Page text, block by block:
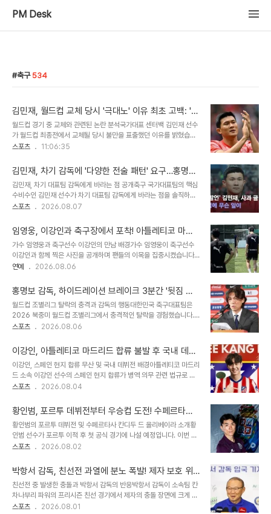
PM Desk
축구 534
김민재, 월드컵 교체 당시 '극대노' 이유 최초 고백: '안
풀리는 부분 있었다'
월드컵 경기 중 교체와 관련된 논란 분석국가대표 센터백 김민재 선수
가 월드컵 최종전에서 교체될 당시 불만을 표출했던 이유를 밝혔습니
다. 당시 김민재 선수는 경기 흐름이 좋지 않다고 판단하여 교체가 필
을 인정했습니다. 김민재 선수의 당시 상황 및 해명김민재 선수는 경기
후 인터뷰에서 종아리 부상이 있었음을 언급하며 교체의 배경을 설명
했습니다. 하지만 경기 중 풀리지 않는 부분에 대한 답답함이 표출된
것이라고 해명했습니다. 코칭스태프와의 소통 문제에 대한 지적도 있
었습니다. 김민재 선수의 향후 월드컵 출전 의지 및 세대교체 언급김민
4년 뒤 월드컵 출전 의지를 밝히면..
스포츠 11:06:35
김민재, 차기 감독에 '다양한 전술 패턴' 요구…홍명보
체제 비판 시사
김민재, 차기 대표팀 감독에게 바라는 점 공개축구 국가대표팀의 핵심
수비수인 김민재 선수가 차기 대표팀 감독에게 바라는 점을 솔직하게
밝혔습니다. 김민재 선수는 본인이 추구하는 축구 철학과 명확한 전술,
는 과거 홍명보 감독 체제에서 지적되었던 전술적 단조로움과 플랜 B
부재에 대한 아쉬움을 에둘러 표현한 것으로 해석됩니다. 과거 전술적
한계와 선수단의 요구사항김민재 선수는 과거 경기에서 뜻대로 풀리
지 않았을 때 벤치에 직접 전술적, 인적 변화를 요구했음을 시사했습니
다. 이는 선수단이 감독의 전술적 유연성과 즉각적인 대응 능력을 기대
운영되어야 하며, 어린 선수들의 성..
스포츠 2026.08.07
임영웅, 이강인과 축구장에서 포착! 아틀레티코 마드
리드 응원하며 특별한 만남
가수 임영웅과 축구선수 이강인의 만남 배경가수 임영웅이 축구선수
이강인과 함께 찍은 사진을 공개하며 팬들의 이목을 집중시켰습니다.
사진 속에는 임영웅이 이강인을 비롯한 아틀레티코 마드리드 선수들
우파 아틀레티'는 아틀레티코 마드리드의 대표적인 응원 구호로 알려
져 있습니다. 이강인의 아틀레티코 마드리드 이적 및 한국 방문이강인
선수는 최근 파리 생제르맹을 떠나 아틀레티코 마드리드로 이적했으
며, 계약 기간은 2031년까지입니다. 아틀레티코 마드리드는 2026
쿠팡플레이 시리즈 참가를 위해 한국을 방문했으며, 이강인 선수 역시
일 맨체스터 시티와 경기를 치를 예정입니다. ..
연예 2026.08.06
홍명보 감독, 하이드레이션 브레이크 3분간 '뒷짐 논
란'...팬들 '자원봉사자' 비판 쇄도
월드컵 조별리그 탈락의 충격과 감독의 행동대한민국 축구대표팀은
2026 북중미 월드컵 조별리그에서 충격적인 탈락을 경험했습니다.
특히 최약체로 꼽히던 남아공전 졸전은 팬들에게 큰 실망감을 안겼습
습니다. 하이드레이션 브레이크 영상 공개와 팬들의 분노최근 공개된
유튜브 영상에는 남아공전 후반 하이드레이션 브레이크 상황에서 홍
명보 감독의 모습이 담겨 있었습니다. 감독은 선수들에게 구체적인 지
시를 내리기보다 지켜보는 듯한 모습으로 비춰졌습니다. 이에 팬들은
감독의 무기력한 태도를 비판하며 '자원봉사자'라는 표현까지 사용했
강인, 황인범, 손흥민 등 주축 선수들이 동료들을..
스포츠 2026.08.06
이강인, 아틀레티코 마드리드 합류 불발 후 국내 데뷔
전 확정! 태극기 유니폼 공개
이강인, 스페인 현지 합류 무산 및 국내 데뷔전 배경아틀레티코 마드리
드 소속 이강인 선수의 스페인 현지 합류가 병역 의무 관련 법규로 인
해 불발되었습니다. 이에 따라 이강인 선수는 국내에서 아틀레티코 마
선수의 한국 투어 합류를 결정했습니다. 이강인에 대한 높은 기대감과
상업적 파급력이강인 선수는 아직 팀에서 경기를 뛰지 않았음에도 불
구하고 역대 신입 선수 중 가장 많은 유니폼을 판매하며 엄청난 상업적
파급력을 보여주고 있습니다. 이는 아틀레티코 마드리드의 수익 증대
에도 크게 기여하고 있습니다. 미국 등 해외에서도 이강인 효과가 나타
배정아틀레티코 마드리드는 이강인 ..
스포츠 2026.08.04
황인범, 포르투 데뷔전부터 우승컵 도전! 수페르타사
토헤엔스전 소집 명단 포함
황인범의 포르투 데뷔전 및 수페르타사 칸디두 드 올리베이라 소개황
인범 선수가 포르투 이적 후 첫 공식 경기에 나설 예정입니다. 이번 경
기는 포르투갈 슈퍼컵으로, 새로운 시즌의 시작을 알리는 중요한 대회
우승팀으로서 방심할 수 없는 전력을 갖추고 있습니다. 감독의 경계와
황인범의 합류프란체스코 파리올리 포르투 감독은 경기 전 기자회견
에서 높은 집중력과 상대를 존중하는 자세를 강조했습니다. 예상 밖의
결과가 나올 수 있음을 인지하며, 승리 후보라는 평가에 안주하지 않겠
다는 의지를 보였습니다. 이러한 상황에서 황인범 선수가 소집 명단에
스포츠 2026.08.02
박항서 감독, 친선전 과열에 분노 폭발! 제자 보호 위
한 열띤 항의로 찬사 받아
친선전 중 발생한 충돌과 박항서 감독의 반응박항서 감독이 소속팀 칸
차나부리 파워의 프리시즌 친선 경기에서 제자의 충돌 장면에 크게 분
노했습니다. 태국 매체는 박 감독이 기술 구역을 벗어나 직접 그라운드
스포츠 2026.08.01